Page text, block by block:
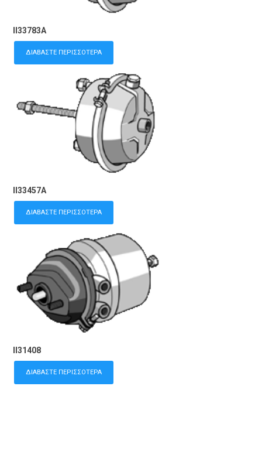
II33783A
ΔΙΑΒΆΣΤΕ ΠΕΡΙΣΣΌΤΕΡΑ
II33457A
ΔΙΑΒΆΣΤΕ ΠΕΡΙΣΣΌΤΕΡΑ
II31408
ΔΙΑΒΆΣΤΕ ΠΕΡΙΣΣΌΤΕΡΑ